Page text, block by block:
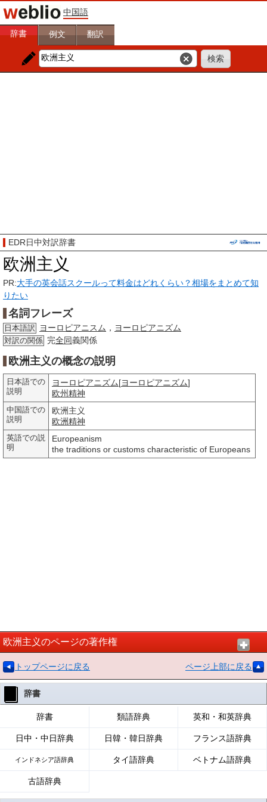
中国語
辞書 例文 翻訳
EDR日中対訳辞書
欧洲主义
PR:大手の英会話スクールって料金はどれくらい？相場をまとめて知
りたい
名詞フレーズ
日本語訳 ヨーロピアニスム ， ヨーロピアニズム
対訳の関係 完全同義関係
欧洲主义の概念の説明
日本語での
説明
ヨーロピアニズム[ヨーロピアニズム]
欧州精神
中国語での
説明
欧洲主义
欧洲精神
英語での説
明
Europeanism
the traditions or customs characteristic of Europeans
欧洲主义のページの著作権
トップページに戻る ページ上部に戻る
辞書
辞書 類語辞典 英和・和英辞典
日中・中日辞典 日韓・韓日辞典 フランス語辞典
インドネシア語辞典 タイ語辞典 ベトナム語辞典
古語辞典